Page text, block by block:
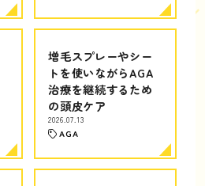
増毛スプレーやシー
トを使いながらAGA
治療を継続するため
の頭皮ケア
2026.07.13
AGA